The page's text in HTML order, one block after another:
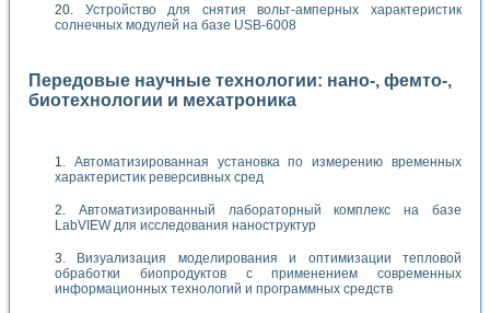
Устройство для снятия вольт-амперных характеристик
солнечных модулей на базе USB-6008
Передовые научные технологии: нано-, фемто-,
биотехнологии и мехатроника
Автоматизированная установка по измерению временных
характеристик реверсивных сред
Автоматизированный лабораторный комплекс на базе
LabVIEW для исследования наноструктур
Визуализация моделирования и оптимизации тепловой
обработки биопродуктов с применением современных
информационных технологий и программных средств